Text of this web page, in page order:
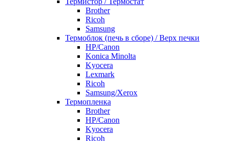
Brother
Ricoh
Samsung
Термоблок (печь в сборе) / Верх печки
HP/Canon
Konica Minolta
Kyocera
Lexmark
Ricoh
Samsung/Xerox
Термопленка
Brother
HP/Canon
Kyocera
Ricoh